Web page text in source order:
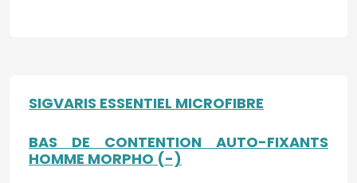
SIGVARIS ESSENTIEL MICROFIBRE
BAS DE CONTENTION AUTO-FIXANTS
HOMME MORPHO (-)